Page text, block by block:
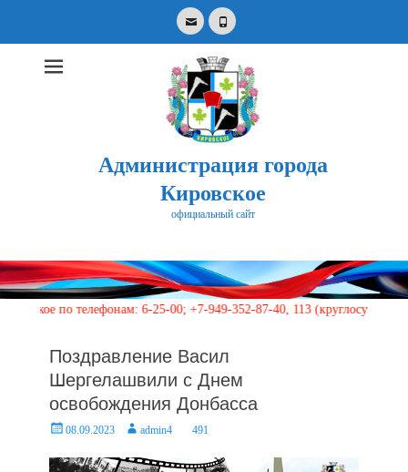
EmailPhone
Администрация города
Кировское
официальный сайт
for:
по телефонам: 6-25-00; +7-949-352-87-40, 113 (круглосуточно)
Поздравление Васил
Шергелашвили с Днем
освобождения Донбасса
Posted08.09.2023 Authoradmin4 491